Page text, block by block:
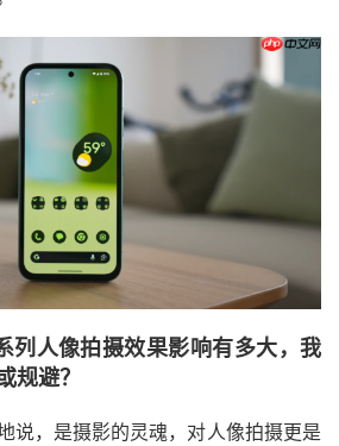
列人像拍摄效果影响有多大，我
规避？
说，是摄影的灵魂，对人像拍摄更是